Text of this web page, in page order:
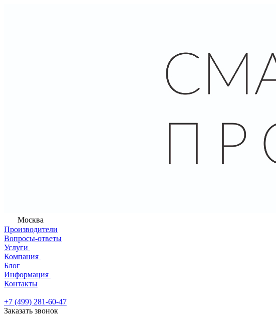
Москва
Производители
Вопросы-ответы
Услуги
Компания
Блог
Информация
Контакты
+7 (499) 281-60-47
Заказать звонок